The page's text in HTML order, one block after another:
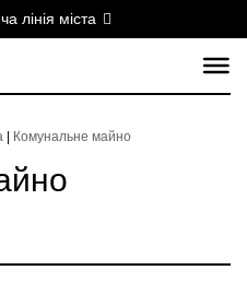
лінія міста
Комунальне майно